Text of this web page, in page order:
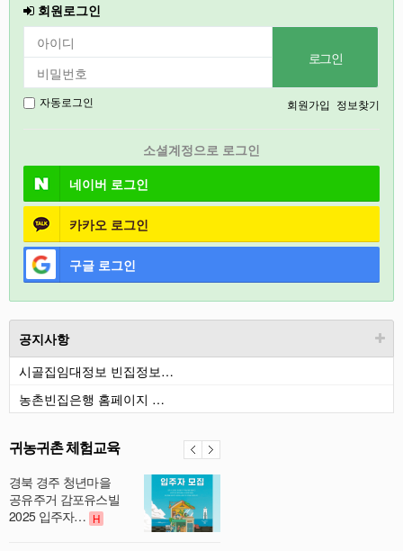
강릉
2027
철원
회원로그인
자동로그인 회원가입 정보찾기
소셜계정으로 로그인
네이버 로그인
카카오 로그인
구글 로그인
공지사항
시골집임대정보 빈집정보…
농촌빈집은행 홈페이지 …
귀농귀촌 체험교육
경북 경주 청년마을
공유주거 감포유스빌
2025 입주자… H